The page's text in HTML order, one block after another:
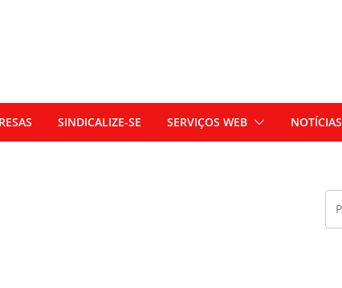
SINDICALIZE-SE SERVIÇOS WEB NOTÍCIAS